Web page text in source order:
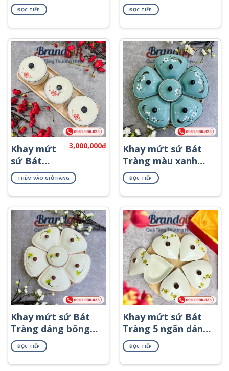
trái tim khay gỗ
họa tiết nhánh lựu
đỏ KMS-64
ĐỌC TIẾP
KMS-13
ĐỌC TIẾP
Khay mứt
sứ Bát
Tràng 3 hũ
khay gỗ
họa tiết
hoa đào
đỏ KMS-22
3,000,000₫
THÊM VÀO GIỎ HÀNG
Khay mứt sứ Bát
Tràng màu xanh
dáng bông hoa
khay gỗ họa tiết
hoa đào trắng
KMS-68
ĐỌC TIẾP
Khay mứt sứ Bát
Tràng dáng bông
hoa khay gỗ họa
tiết hoa cúc vàng
KMS-69
ĐỌC TIẾP
Khay mứt sứ Bát
Tràng 5 ngăn dáng
trái tim khay gỗ
họa tiết hoa mai
vàng KMS-62
ĐỌC TIẾP